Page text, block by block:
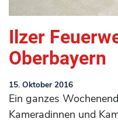
Ilzer
Oberbayern
15. Oktober 2016
Ein ganzes
Kameradinnen und